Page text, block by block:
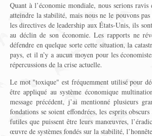
Quant à l’économie mondiale, nous serions
atteindre la stabilité, mais nous ne le pouvons
les directives de leadership aux États-Unis, ils
au déclin de son économie. Les rapports ne
défendre en quelque sorte cette situation, la
pays, et il n’y a aucun moyen pour les
répercussions de la crise actuelle.
Le mot "toxique" est fréquemment utilisé pour
être appliqué au système économique
message précédent, j’ai mentionné plusieurs
fondations se soient effondrées, les esprits
futiles que puissent être leurs manœuvres,
œuvre de systèmes fondés sur la stabilité,